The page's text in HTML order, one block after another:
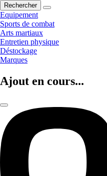
Rechercher
Equipement
Sports de combat
Arts martiaux
Entretien physique
Déstockage
Marques
Ajout en cours...